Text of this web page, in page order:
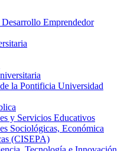
Emprendedor
la Pontificia Universidad
y Servicios Educativos
Sociológicas, Económica
(CISEPA)